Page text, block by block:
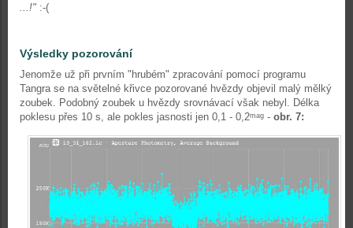
...!" :-(
Výsledky pozorování
Jenomže už při prvním "hrubém" zpracování pomocí programu
Tangra se na světelné křivce pozorované hvězdy objevil malý mělký
zoubek. Podobný zoubek u hvězdy srovnávací však nebyl. Délka
poklesu přes 10 s, ale pokles jasnosti jen 0,1 - 0,2mag - obr. 7: